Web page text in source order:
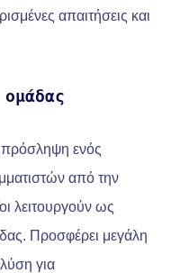
απαιτήσεις και
πρόσληψη ενός
από την
λειτουργούν ως
Προσφέρει μεγάλη
λύση για